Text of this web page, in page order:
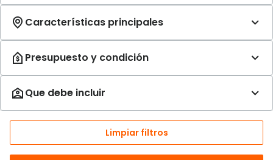
Limpiar filtros